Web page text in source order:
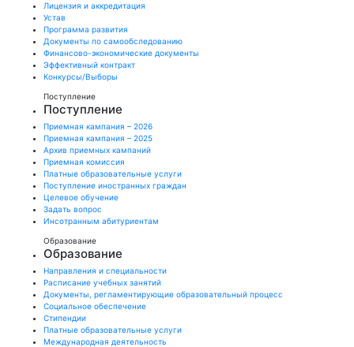
Лицензия и аккредитация
Устав
Программа развития
Документы по самообследованию
Финансово-экономические документы
Эффективный контракт
Конкурсы/Выборы
Поступление
Поступление
Приемная кампания – 2026
Приемная кампания – 2025
Архив приемных кампаний
Приемная комиссия
Платные образовательные услуги
Поступление иностранных граждан
Целевое обучение
Задать вопрос
Инсотранным абитуриентам
Образование
Образование
Направления и специальности
Расписание учебных занятий
Документы, регламентирующие образовательный процесс
Социальное обеспечение
Стипендии
Платные образовательные услуги
Международная деятельность